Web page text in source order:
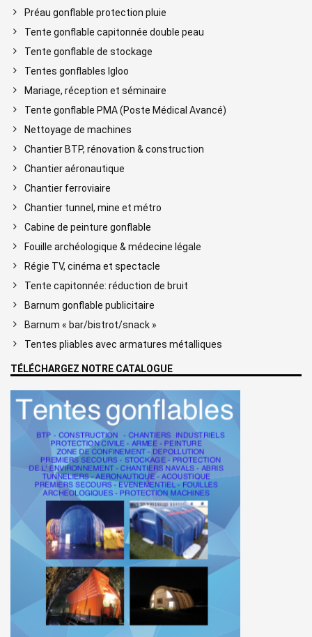
Préau gonflable protection pluie
Tente gonflable capitonnée double peau
Tente gonflable de stockage
Tentes gonflables Igloo
Mariage, réception et séminaire
Tente gonflable PMA (Poste Médical Avancé)
Nettoyage de machines
Chantier BTP, rénovation & construction
Chantier aéronautique
Chantier ferroviaire
Chantier tunnel, mine et métro
Cabine de peinture gonflable
Fouille archéologique & médecine légale
Régie TV, cinéma et spectacle
Tente capitonnée: réduction de bruit
Barnum gonflable publicitaire
Barnum « bar/bistrot/snack »
Tentes pliables avec armatures métalliques
TÉLÉCHARGEZ NOTRE CATALOGUE